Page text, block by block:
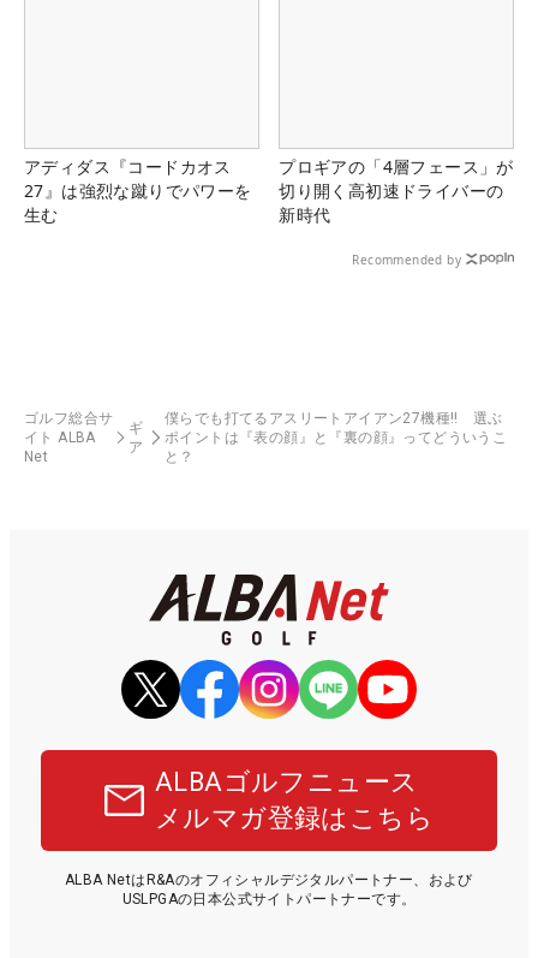
アディダス『コードカオス
27』は強烈な蹴りでパワーを
生む
プロギアの「4層フェース」が
切り開く高初速ドライバーの
新時代
Recommended by
ゴルフ総合サ
イト ALBA
Net
ギ
ア
僕らでも打てるアスリートアイアン27機種‼ 選ぶ
ポイントは『表の顔』と『裏の顔』ってどういうこ
と？
ALBAゴルフニュース
メルマガ登録はこちら
ALBA NetはR&Aのオフィシャルデジタルパートナー、および
USLPGAの日本公式サイトパートナーです。